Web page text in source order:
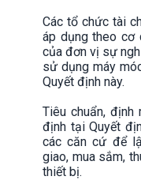
Các tổ chức tài
áp dụng theo cơ
của đơn vị sự
sử dụng máy
Quyết định này.
Tiêu chuẩn,
định tại Quyết
các căn cứ để
giao, mua sắm,
thiết bị.